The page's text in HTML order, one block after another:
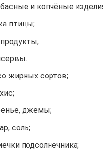
и копчёные
птицы;
жирных сортов;
джемы;
соль;
подсолнечника;